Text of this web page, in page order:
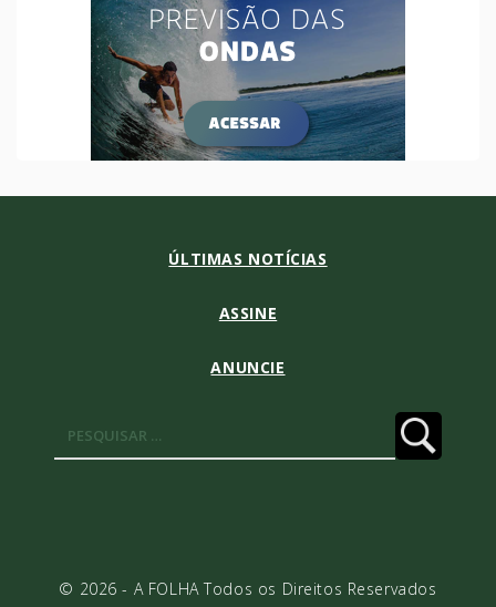
ÚLTIMAS NOTÍCIAS
ASSINE
ANUNCIE
© 2026 - A FOLHA Todos os Direitos Reservados